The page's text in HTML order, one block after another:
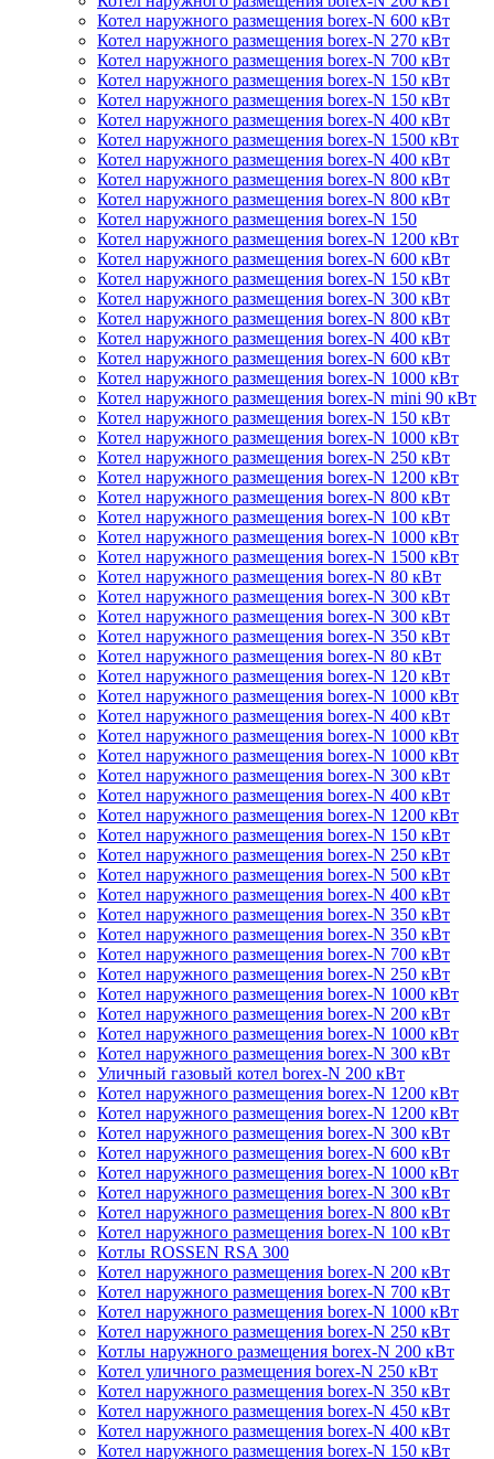
Котел наружного размещения borex-N 600 кВт
Котел наружного размещения borex-N 270 кВт
Котел наружного размещения borex-N 700 кВт
Котел наружного размещения borex-N 150 кВт
Котел наружного размещения borex-N 150 кВт
Котел наружного размещения borex-N 400 кВт
Котел наружного размещения borex-N 1500 кВт
Котел наружного размещения borex-N 400 кВт
Котел наружного размещения borex-N 800 кВт
Котел наружного размещения borex-N 800 кВт
Котел наружного размещения borex-N 150
Котел наружного размещения borex-N 1200 кВт
Котел наружного размещения borex-N 600 кВт
Котел наружного размещения borex-N 150 кВт
Котел наружного размещения borex-N 300 кВт
Котел наружного размещения borex-N 800 кВт
Котел наружного размещения borex-N 400 кВт
Котел наружного размещения borex-N 600 кВт
Котел наружного размещения borex-N 1000 кВт
Котел наружного размещения borex-N mini 90 кВт
Котел наружного размещения borex-N 150 кВт
Котел наружного размещения borex-N 1000 кВт
Котел наружного размещения borex-N 250 кВт
Котел наружного размещения borex-N 1200 кВт
Котел наружного размещения borex-N 800 кВт
Котел наружного размещения borex-N 100 кВт
Котел наружного размещения borex-N 1000 кВт
Котел наружного размещения borex-N 1500 кВт
Котел наружного размещения borex-N 80 кВт
Котел наружного размещения borex-N 300 кВт
Котел наружного размещения borex-N 300 кВт
Котел наружного размещения borex-N 350 кВт
Котел наружного размещения borex-N 80 кВт
Котел наружного размещения borex-N 120 кВт
Котел наружного размещения borex-N 1000 кВт
Котел наружного размещения borex-N 400 кВт
Котел наружного размещения borex-N 1000 кВт
Котел наружного размещения borex-N 1000 кВт
Котел наружного размещения borex-N 300 кВт
Котел наружного размещения borex-N 400 кВт
Котел наружного размещения borex-N 1200 кВт
Котел наружного размещения borex-N 150 кВт
Котел наружного размещения borex-N 250 кВт
Котел наружного размещения borex-N 500 кВт
Котел наружного размещения borex-N 400 кВт
Котел наружного размещения borex-N 350 кВт
Котел наружного размещения borex-N 350 кВт
Котел наружного размещения borex-N 700 кВт
Котел наружного размещения borex-N 250 кВт
Котел наружного размещения borex-N 1000 кВт
Котел наружного размещения borex-N 200 кВт
Котел наружного размещения borex-N 1000 кВт
Котел наружного размещения borex-N 300 кВт
Уличный газовый котел borex-N 200 кВт
Котел наружного размещения borex-N 1200 кВт
Котел наружного размещения borex-N 1200 кВт
Котел наружного размещения borex-N 300 кВт
Котел наружного размещения borex-N 600 кВт
Котел наружного размещения borex-N 1000 кВт
Котел наружного размещения borex-N 300 кВт
Котел наружного размещения borex-N 800 кВт
Котел наружного размещения borex-N 100 кВт
Котлы ROSSEN RSA 300
Котел наружного размещения borex-N 200 кВт
Котел наружного размещения borex-N 700 кВт
Котел наружного размещения borex-N 1000 кВт
Котел наружного размещения borex-N 250 кВт
Котлы наружного размещения borex-N 200 кВт
Котел уличного размещения borex-N 250 кВт
Котел наружного размещения borex-N 350 кВт
Котел наружного размещения borex-N 450 кВт
Котел наружного размещения borex-N 400 кВт
Котел наружного размещения borex-N 150 кВт